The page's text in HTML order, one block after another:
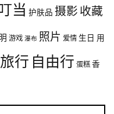
当 护肤品 摄影 收藏
游戏 瀑布 照片 爱情 生日 用
行 自由行 蛋糕 香